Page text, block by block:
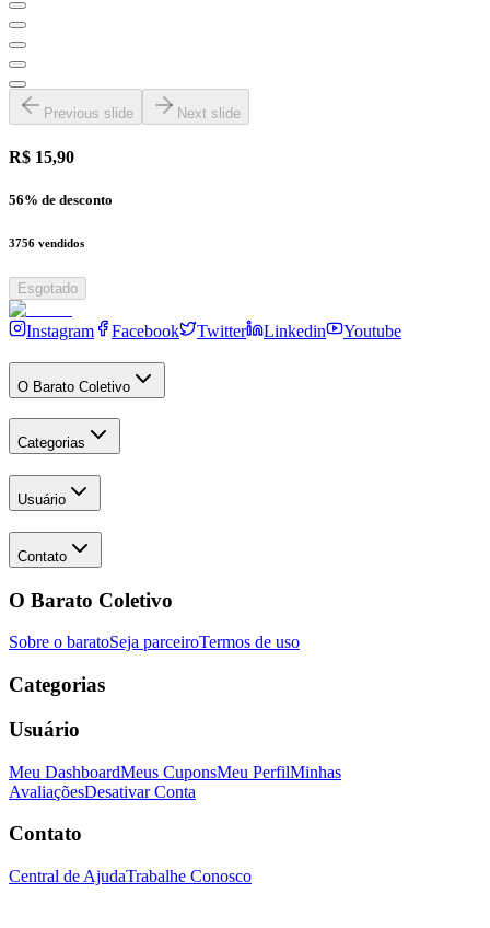
Previous slide Next slide
R$ 15,90
56% de desconto
3756 vendidos
Esgotado
Instagram Facebook Twitter Linkedin Youtube
O Barato Coletivo
Categorias
Usuário
Contato
O Barato Coletivo
Sobre o baratoSeja parceiroTermos de uso
Categorias
Usuário
Meu DashboardMeus CuponsMeu PerfilMinhas
AvaliaçõesDesativar Conta
Contato
Central de AjudaTrabalhe Conosco